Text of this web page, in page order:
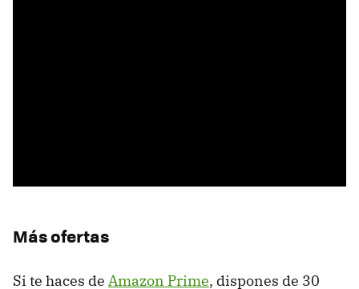
Más ofertas
Si te haces de Amazon Prime, dispones de 30